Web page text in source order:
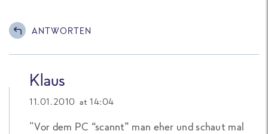
ANTWORTEN
Klaus
11.01.2010 at 14:04
"Vor dem PC “scannt” man eher und schaut mal